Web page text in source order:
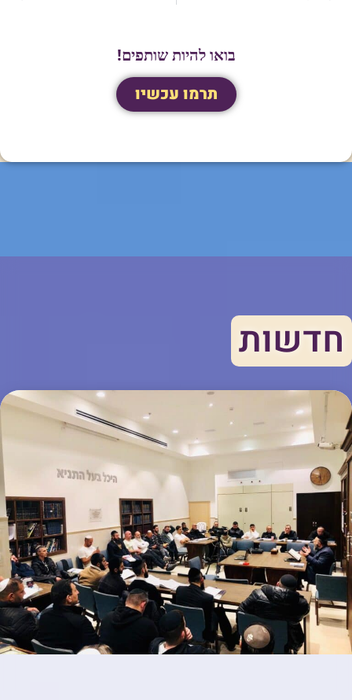
בואו להיות שותפים!
תרמו עכשיו
חדשות